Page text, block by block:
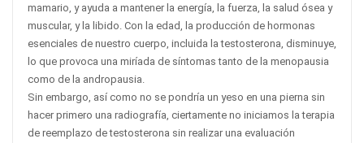
mamario, y ayuda a mantener la energía, la fuerza, la salud ósea y
muscular, y la libido. Con la edad, la producción de hormonas
esenciales de nuestro cuerpo, incluida la testosterona, disminuye,
lo que provoca una miríada de síntomas tanto de la menopausia
como de la andropausia.
Sin embargo, así como no se pondría un yeso en una pierna sin
hacer primero una radiografía, ciertamente no iniciamos la terapia
de reemplazo de testosterona sin realizar una evaluación